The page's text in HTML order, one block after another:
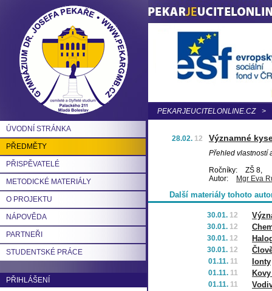
ÚVODNÍ STRÁNKA
PŘEDMĚTY
PŘISPĚVATELÉ
METODICKÉ MATERIÁLY
O PROJEKTU
NÁPOVĚDA
PARTNEŘI
STUDENTSKÉ PRÁCE
PŘIHLÁŠENÍ
PEKARJEUCITELONLINE.CZ >
28.02. 12 Významné
Přehled vlastností
Ročníky:
ZŠ 8,
Autor:
Mgr Eva
Další materiály tohoto
30.01. 12
30.01. 12
30.01. 12
30.01. 12
01.11. 11 Ionty
01.11. 11
01.11. 11